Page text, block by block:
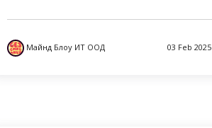
Майнд Блоу ИТ ООД 03 Feb 2025